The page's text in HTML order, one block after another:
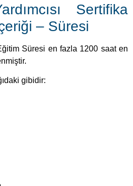
Sertifika
– Süresi
Süresi en fazla 1200 saat en
gibidir: